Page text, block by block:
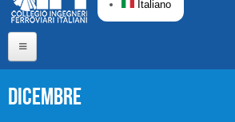
Italiano
Dicembre